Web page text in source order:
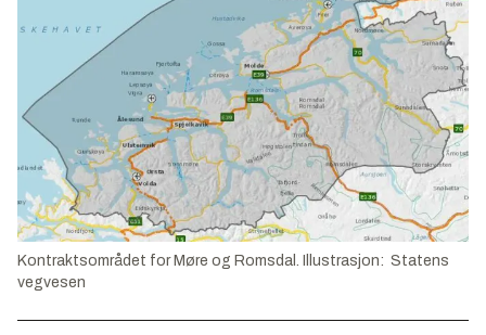
Kontraktsområdet for Møre og Romsdal. Illustrasjon: Statens
vegvesen